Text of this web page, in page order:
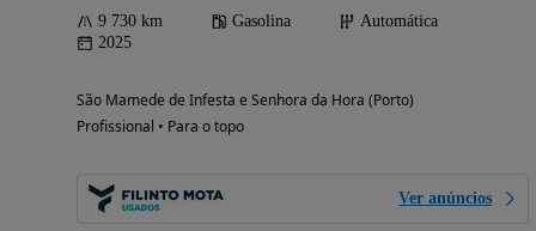
9 730 km Gasolina
Automática
2025
São Mamede de Infesta e Senhora da Hora (Porto)
Profissional • Para o topo
Ver anúncios